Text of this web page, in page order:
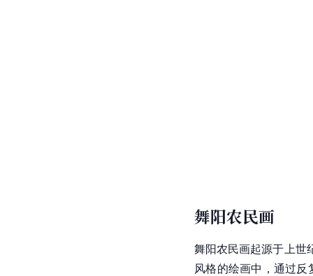
舞阳农民画
舞阳农民画起源于上世
风格的绘画中，通过反